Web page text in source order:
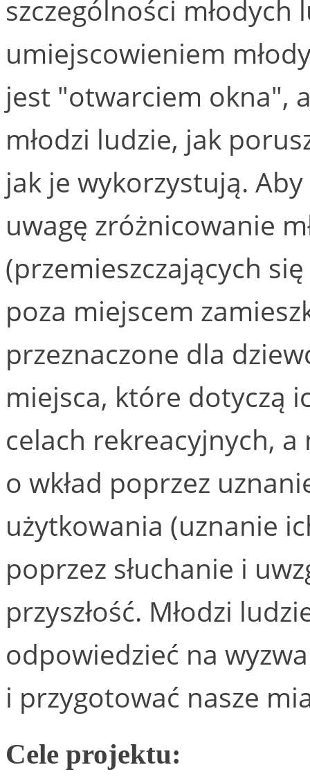
szczególności młodych
umiejscowieniem
jest "otwarciem okna",
młodzi ludzie, jak
jak je wykorzystują.
uwagę zróżnicowanie
(przemieszczających
poza miejscem
przeznaczone dla
miejsca, które dotyczą
celach rekreacyjnych,
o wkład poprzez
użytkowania (uznanie
poprzez słuchanie i
przyszłość. Młodzi
odpowiedzieć na
i przygotować nasze
Cele projektu: